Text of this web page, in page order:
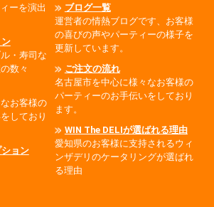
ーを演出
・寿司な
数々
お客様の
しており
ョン
ブログ一覧
運営者の情熱ブログです、お客様
の喜びの声やパーティーの様子を
更新しています。
ご注文の流れ
名古屋市を中心に様々なお客様の
パーティーのお手伝いをしており
ます。
WIN The DELIが選ばれる理由
愛知県のお客様に支持されるウィ
ンザデリのケータリングが選ばれ
る理由